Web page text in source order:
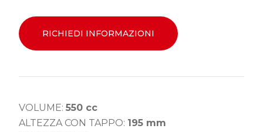
RICHIEDI INFORMAZIONI
VOLUME: 550 cc
ALTEZZA CON TAPPO: 195 mm